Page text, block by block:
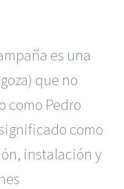
es una
que no
como Pedro
como
instalación y